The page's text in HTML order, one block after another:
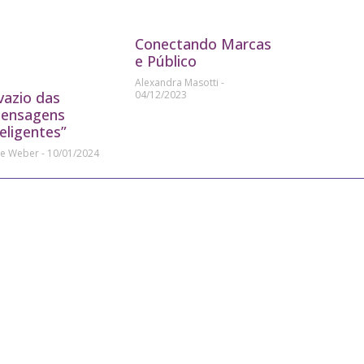
das
Weber 10/01/2024
Conectando Marcas
e Público
Alexandra Masotti
04/12/2023